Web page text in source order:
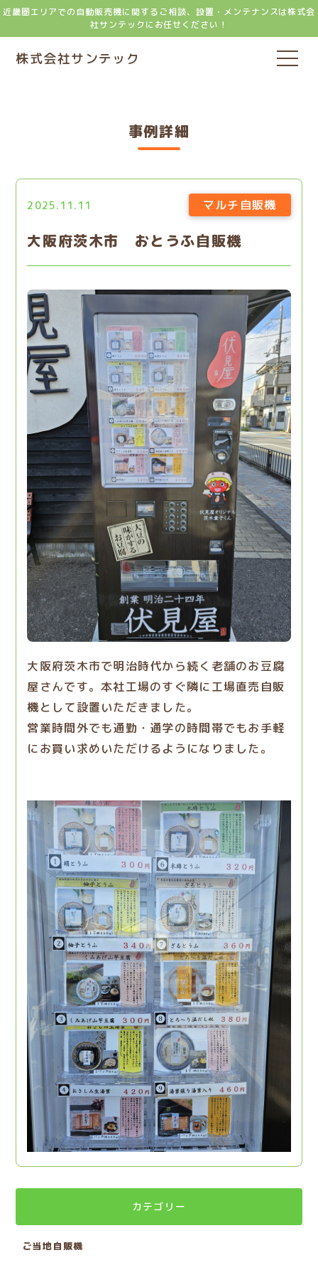
近畿圏エリアでの自動販売機に関するご相談、設置・メンテナンスは株式会
社サンテックにお任せください！
株式会社サンテック
事例詳細
2025.11.11 マルチ自販機
大阪府茨木市 おとうふ自販機
大阪府茨木市で明治時代から続く老舗のお豆腐
屋さんです。本社工場のすぐ隣に工場直売自販
機として設置いただきました。
営業時間外でも通勤・通学の時間帯でもお手軽
にお買い求めいただけるようになりました。
カテゴリー
ご当地自販機